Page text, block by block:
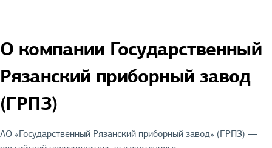
О компании Государственный
Рязанский приборный завод
(ГРПЗ)
АО «Государственный Рязанский приборный завод» (ГРПЗ) —